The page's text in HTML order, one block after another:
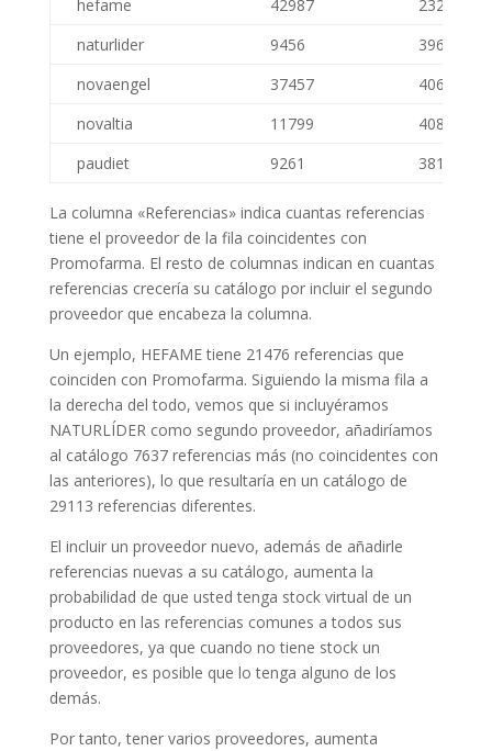
hefame 42987
23294
naturlider
9456
39620
novaengel
37457
40660
novaltia
11799
40896
paudiet
9261 38139
La columna «Referencias» indica cuantas referencias
tiene el proveedor de la fila coincidentes con
Promofarma. El resto de columnas indican en cuantas
referencias crecería su catálogo por incluir el segundo
proveedor que encabeza la columna.
Un ejemplo, HEFAME tiene 21476 referencias que
coinciden con Promofarma. Siguiendo la misma fila a
la derecha del todo, vemos que si incluyéramos
NATURLÍDER como segundo proveedor, añadiríamos
al catálogo 7637 referencias más (no coincidentes con
las anteriores), lo que resultaría en un catálogo de
29113 referencias diferentes.
El incluir un proveedor nuevo, además de añadirle
referencias nuevas a su catálogo, aumenta la
probabilidad de que usted tenga stock virtual de un
producto en las referencias comunes a todos sus
proveedores, ya que cuando no tiene stock un
proveedor, es posible que lo tenga alguno de los
demás.
Por tanto, tener varios proveedores, aumenta